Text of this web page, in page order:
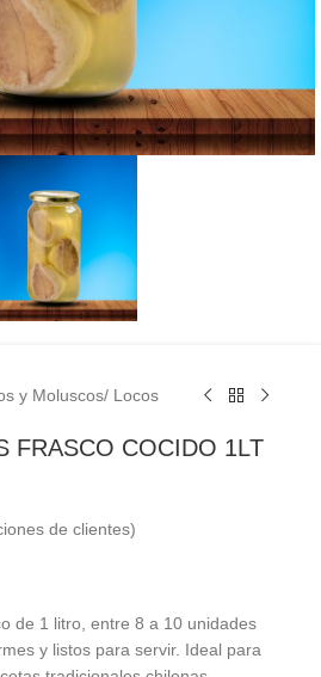
y Moluscos/ Locos
FRASCO COCIDO 1LT
de clientes)
de 1 litro, entre 8 a 10 unidades
y listos para servir. Ideal para